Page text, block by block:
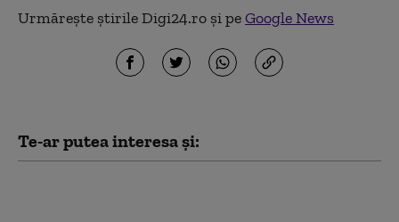
Urmărește știrile Digi24.ro și peGoogle News
Te-ar putea interesa și: